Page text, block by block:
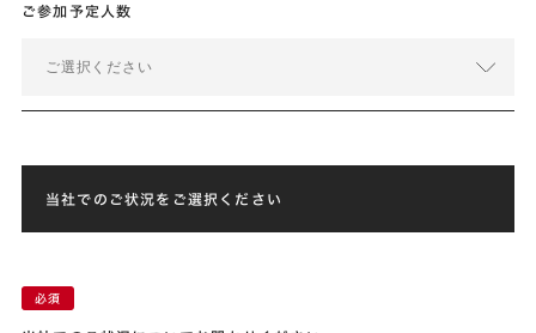
ご参加予定人数
ご選択ください
当社でのご状況をご選択ください